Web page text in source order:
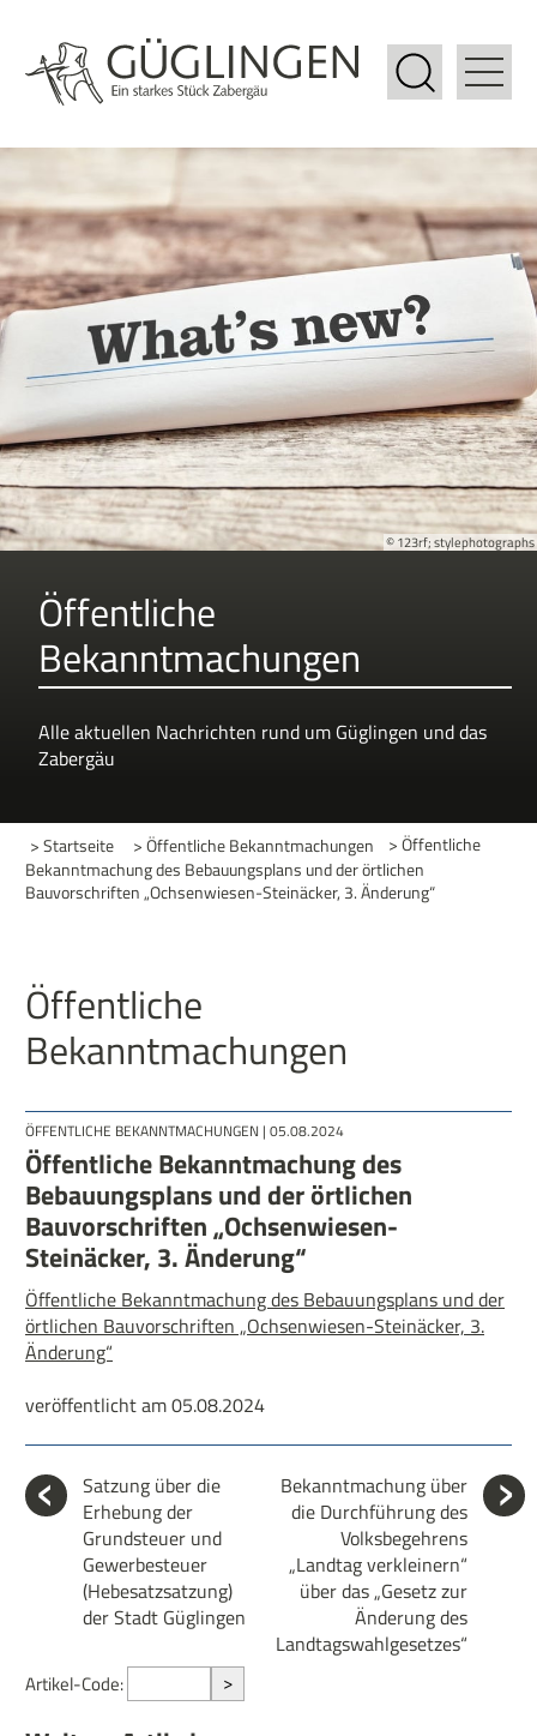
© 123rf; stylephotographs
Öffentliche
Bekanntmachungen
Alle aktuellen Nachrichten rund um Güglingen und das
Zabergäu
> Startseite > Öffentliche Bekanntmachungen >Öffentliche
Bekanntmachung des Bebauungsplans und der örtlichen
Bauvorschriften „Ochsenwiesen-Steinäcker, 3. Änderung“
Öffentliche
Bekanntmachungen
ÖFFENTLICHE BEKANNTMACHUNGEN | 05.08.2024
Öffentliche Bekanntmachung des
Bebauungsplans und der örtlichen
Bauvorschriften „Ochsenwiesen-
Steinäcker, 3. Änderung“
Öffentliche Bekanntmachung des Bebauungsplans und der
örtlichen Bauvorschriften „Ochsenwiesen-Steinäcker, 3.
Änderung“
veröffentlicht am 05.08.2024
Satzung über die
Erhebung der
Grundsteuer und
Gewerbesteuer
(Hebesatzsatzung)
der Stadt Güglingen
Bekanntmachung über
die Durchführung des
Volksbegehrens
„Landtag verkleinern“
über das „Gesetz zur
Änderung des
Landtagswahlgesetzes“
Artikel-Code: >